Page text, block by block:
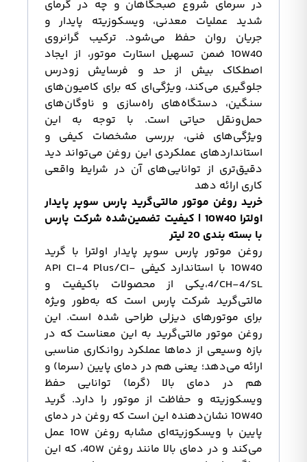
در سرمای شروع صبحگاهان و چه در گرمای
شدید عملیات معدنی، ویسکوزیته پایدار و
جریان روان حفظ می‌شود. ترکیب گرانروی
10W40 ضمن تسهیل استارت موتور، از ایجاد
اصطکاک بیش از حد و فرسایش زودرس
جلوگیری می‌کند، ویژگی‌ای که برای کامیون‌های
سنگین، دستگاه‌های راه‌سازی و ناوگان‌های
حمل‌ونقل حیاتی است. با توجه به این
ویژگی‌های فنی، بررسی مشخصات کیفی و
استانداردهای عملکردی این روغن می‌تواند دید
دقیق‌تری از توانایی‌های آن در شرایط واقعی
کاری ارائه دهد
خرید روغن موتور مالتی‌گرید پارس سوپر پایدار
اولترا 10W40 | کیفیت تضمین‌شده شرکت پارس
با بسته بندی 20 لیتر
روغن موتور پارس سوپر پایدار اولترا با گرید
10W40 با استاندارد کیفی API CI-4 Plus/CI-
4/CH-4/SL،یکی از محصولات باکیفیت و
مالتی‌گرید شرکت پارس است که به‌طور ویژه
برای موتورهای دیزلی طراحی شده است. این
روغن موتور مالتی‌گرید به این معناست که در
بازه وسیعی از دماها عملکرد روانکاری مناسبی
ارائه می‌دهد؛ یعنی هم در دمای پایین (سرما) و
هم در دمای بالا (گرما) توانایی حفظ
ویسکوزیته و حفاظت از موتور را دارد. گرید
10W40 نشان‌دهنده این است که روغن در دمای
پایین با ویسکوزیته‌ای مشابه روغن 10W عمل
می‌کند و در دمای بالا مانند روغن 40W، که این